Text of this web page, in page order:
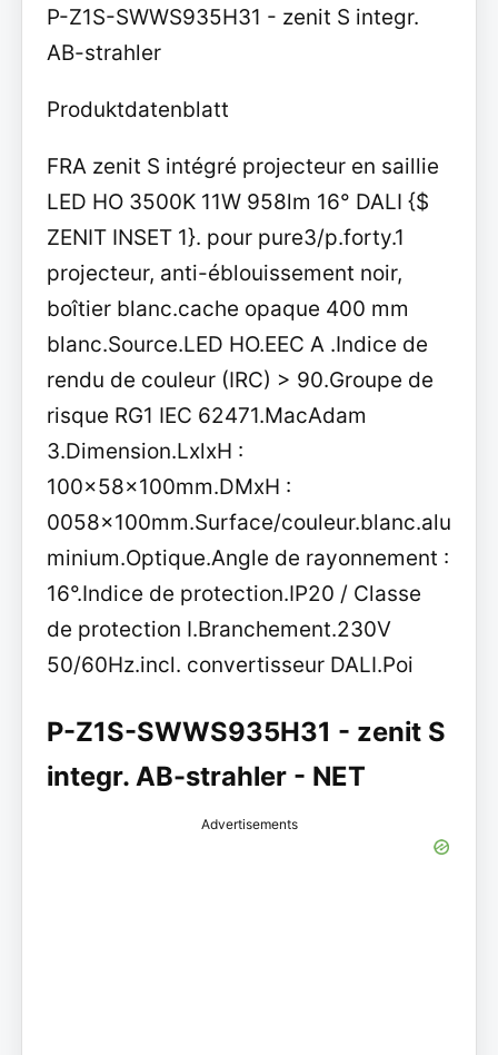
P-Z1S-SWWS935H31 - zenit S integr.
AB-strahler
Produktdatenblatt
FRA zenit S intégré projecteur en saillie
LED HO 3500K 11W 958lm 16° DALI {$
ZENIT INSET 1}. pour pure3/p.forty.1
projecteur, anti-éblouissement noir,
boîtier blanc.cache opaque 400 mm
blanc.Source.LED HO.EEC A .Indice de
rendu de couleur (IRC) > 90.Groupe de
risque RG1 IEC 62471.MacAdam
3.Dimension.LxlxH :
100x58x100mm.DMxH :
0058x100mm.Surface/couleur.blanc.alu
minium.Optique.Angle de rayonnement :
16°.Indice de protection.IP20 / Classe
de protection I.Branchement.230V
50/60Hz.incl. convertisseur DALI.Poi
P-Z1S-SWWS935H31 - zenit S
integr. AB-strahler - NET
Advertisements